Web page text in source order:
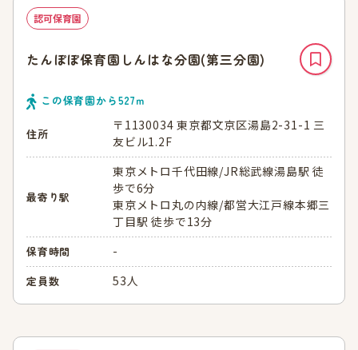
認可保育園
たんぽぽ保育園しんはな分園(第三分園)
この保育園から527ｍ
住所
〒1130034 東京都文京区湯島2-31-1 三
友ビル1.2F
最寄り駅
東京メトロ千代田線/JR総武線湯島駅 徒
歩で6分
東京メトロ丸の内線/都営大江戸線本郷三
丁目駅 徒歩で13分
保育時間 -
定員数 53人